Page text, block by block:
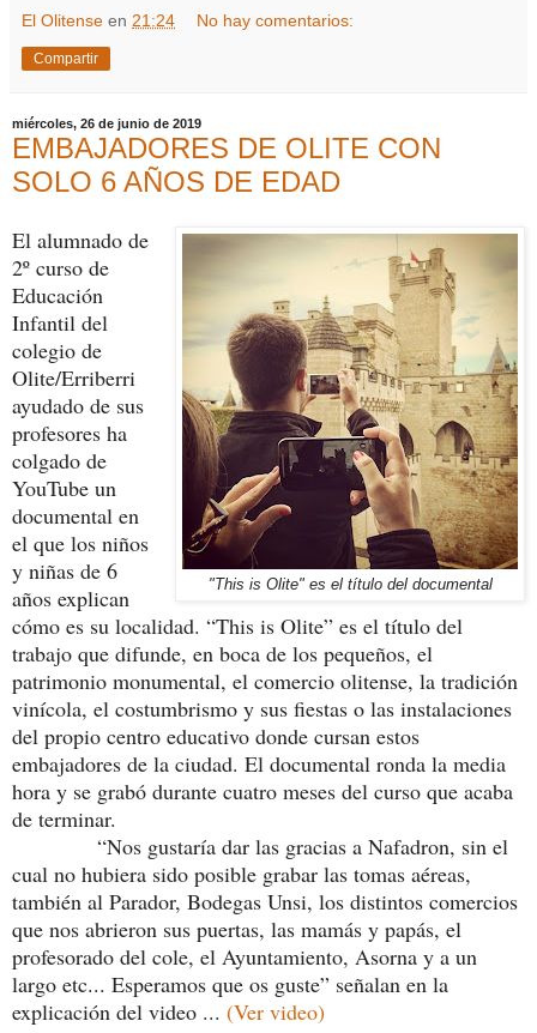
El Olitense en 21:24 No hay comentarios:
Compartir
miércoles, 26 de junio de 2019
EMBAJADORES DE OLITE CON
SOLO 6 AÑOS DE EDAD
"This is Olite" es el título del documental
El alumnado de
2º curso de
Educación
Infantil del
colegio de
Olite/Erriberri
ayudado de sus
profesores ha
colgado de
YouTube un
documental en
el que los niños
y niñas de 6
años explican
cómo es su localidad. “This is Olite” es el título del
trabajo que difunde, en boca de los pequeños, el
patrimonio monumental, el comercio olitense, la tradición
vinícola, el costumbrismo y sus fiestas o las instalaciones
del propio centro educativo donde cursan estos
embajadores de la ciudad. El documental ronda la media
hora y se grabó durante cuatro meses del curso que acaba
de terminar.
“Nos gustaría dar las gracias a Nafadron, sin el
cual no hubiera sido posible grabar las tomas aéreas,
también al Parador, Bodegas Unsi, los distintos comercios
que nos abrieron sus puertas, las mamás y papás, el
profesorado del cole, el Ayuntamiento, Asorna y a un
largo etc... Esperamos que os guste” señalan en la
explicación del video ... (Ver video)